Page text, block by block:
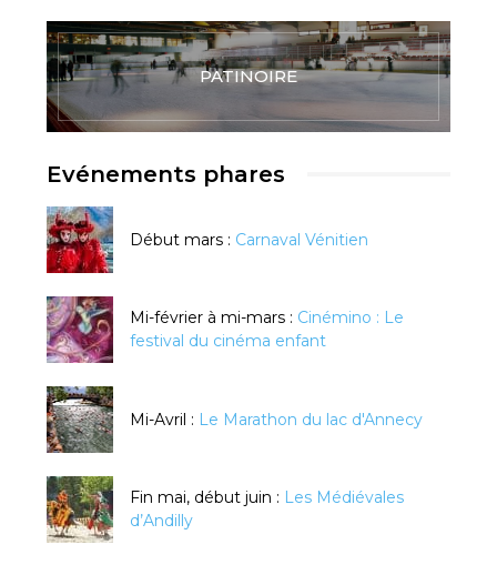
PATINOIRE
Evénements phares
Début mars : Carnaval Vénitien
Mi-février à mi-mars : Cinémino : Le
festival du cinéma enfant
Mi-Avril : Le Marathon du lac d'Annecy
Fin mai, début juin : Les Médiévales
d’Andilly